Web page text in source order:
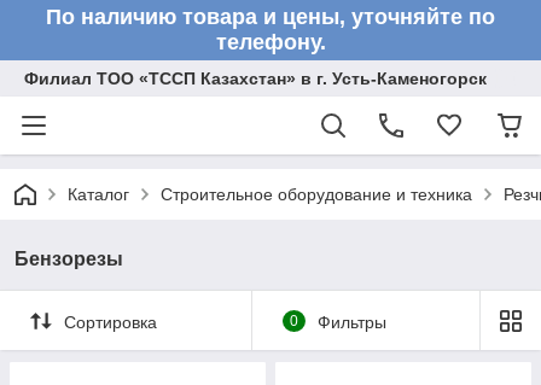
По наличию товара и цены, уточняйте по
телефону.
Филиал ТОО «ТССП Казахстан» в г. Усть-Каменогорск
Каталог Строительное оборудование и техника
Бензорезы
Сортировка 0 Фильтры